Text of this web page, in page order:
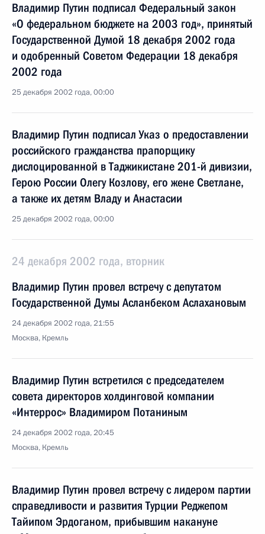
Владимир Путин подписал Федеральный закон
«О федеральном бюджете на 2003 год», принятый
Государственной Думой 18 декабря 2002 года
и одобренный Советом Федерации 18 декабря
2002 года
25 декабря 2002 года, 00:00
Владимир Путин подписал Указ о предоставлении
российского гражданства прапорщику
дислоцированной в Таджикистане 201-й дивизии,
Герою России Олегу Козлову, его жене Светлане,
а также их детям Владу и Анастасии
25 декабря 2002 года, 00:00
24 декабря 2002 года, вторник
Владимир Путин провел встречу с депутатом
Государственной Думы Асланбеком Аслахановым
24 декабря 2002 года, 21:55
Москва, Кремль
Владимир Путин встретился с председателем
совета директоров холдинговой компании
«Интеррос» Владимиром Потаниным
24 декабря 2002 года, 20:45
Москва, Кремль
Владимир Путин провел встречу с лидером партии
справедливости и развития Турции Реджепом
Тайипом Эрдоганом, прибывшим накануне